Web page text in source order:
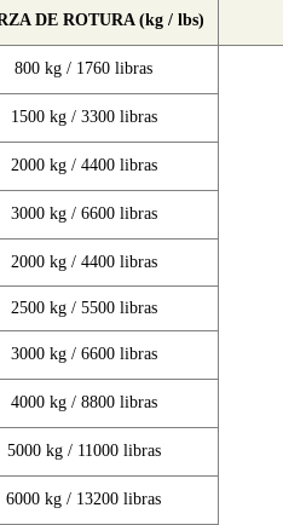
DE ROTURA (kg / lbs)
800 kg / 1760 libras
1500 kg / 3300 libras
2000 kg / 4400 libras
3000 kg / 6600 libras
2000 kg / 4400 libras
2500 kg / 5500 libras
3000 kg / 6600 libras
4000 kg / 8800 libras
5000 kg / 11000 libras
6000 kg / 13200 libras